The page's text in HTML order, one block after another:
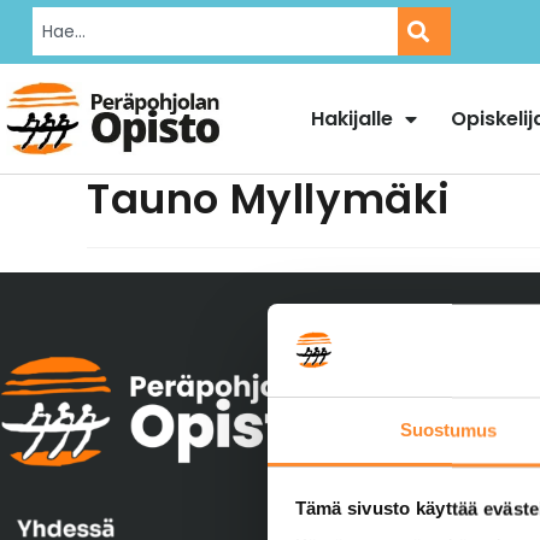
Suostumus
Tämä sivusto käyttää
Hakijalle
Tauno Myllymäki
Peräpohjolan
040 744